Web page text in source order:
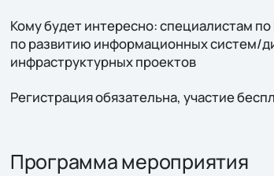
Кому будет интересно: специалистам
по развитию информационных систем/
инфраструктурных проектов
Регистрация обязательна, участие
Программа мероприятия